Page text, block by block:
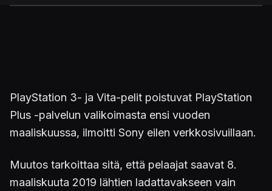
PlayStation 3- ja Vita-pelit poistuvat PlayStation
Plus -palvelun valikoimasta ensi vuoden
maaliskuussa, ilmoitti Sony eilen verkkosivuillaan.
Muutos tarkoittaa sitä, että pelaajat saavat 8.
maaliskuuta 2019 lähtien ladattavakseen vain